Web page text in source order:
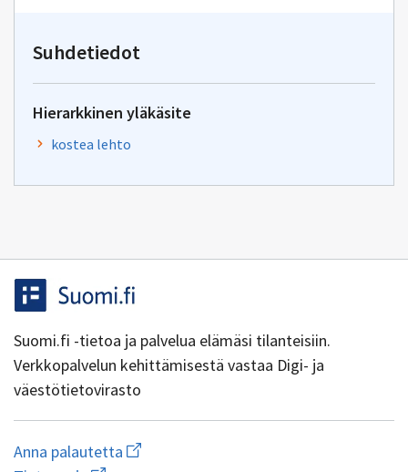
Suhdetiedot
Hierarkkinen yläkäsite
kostea lehto
Suomi.fi -tietoa ja palvelua elämäsi tilanteisiin.
Verkkopalvelun kehittämisestä vastaa Digi- ja
väestötietovirasto
Anna palautetta Aloita
uuden